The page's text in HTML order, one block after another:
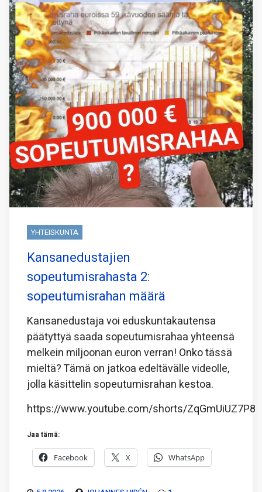
YHTEISKUNTA
Kansanedustajien
sopeutumisrahasta 2:
sopeutumisrahan määrä
Kansanedustaja voi eduskuntakautensa
päätyttyä saada sopeutumisrahaa yhteensä
melkein miljoonan euron verran! Onko tässä
mieltä? Tämä on jatkoa edeltävälle videolle,
jolla käsittelin sopeutumisrahan kestoa.
https://www.youtube.com/shorts/ZqGmUiUZ7P8
Jaa tämä:
Facebook X WhatsApp